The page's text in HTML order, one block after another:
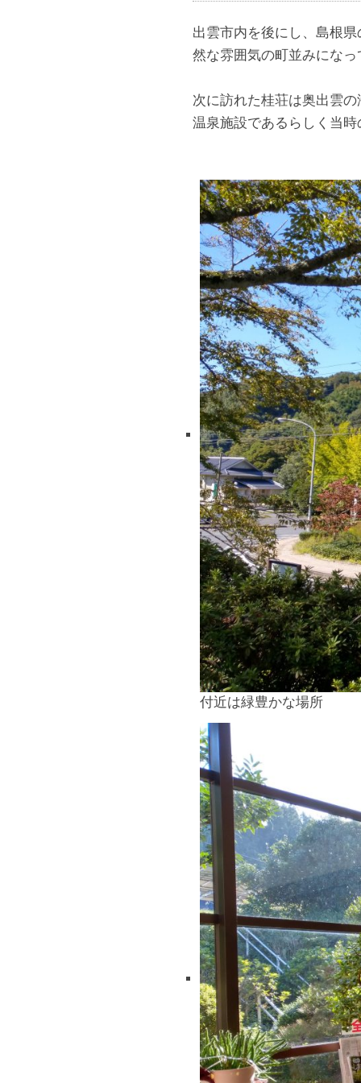
出雲市内を後にし、島根
然な雰囲気の町並みになっ
次に訪れた桂荘は奥出雲
温泉施設であるらしく当
付近は緑豊かな場所